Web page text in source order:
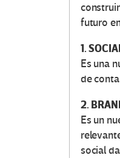
futuro
1.
Es una
de
2.
Es un
social